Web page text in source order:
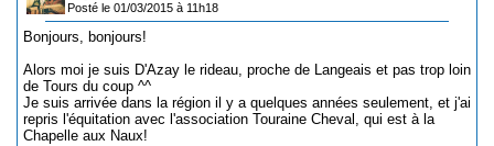
Posté le 01/03/2015 à 11h18
Bonjours, bonjours!
Alors moi je suis D'Azay le rideau, proche de Langeais et pas trop loin
de Tours du coup ^^
Je suis arrivée dans la région il y a quelques années seulement, et j'ai
repris l'équitation avec l'association Touraine Cheval, qui est à la
Chapelle aux Naux!